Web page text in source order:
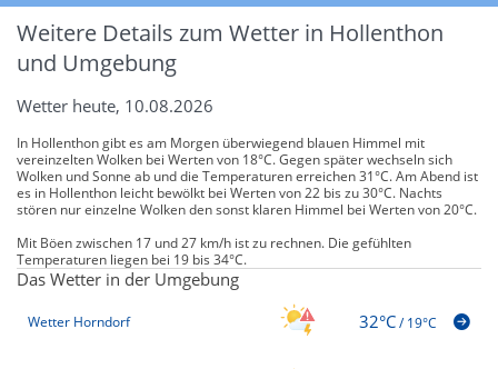
Weitere Details zum Wetter in Hollenthon
und Umgebung
Wetter heute, 10.08.2026
In Hollenthon gibt es am Morgen überwiegend blauen Himmel mit
vereinzelten Wolken bei Werten von 18°C. Gegen später wechseln sich
Wolken und Sonne ab und die Temperaturen erreichen 31°C. Am Abend ist
es in Hollenthon leicht bewölkt bei Werten von 22 bis zu 30°C. Nachts
stören nur einzelne Wolken den sonst klaren Himmel bei Werten von 20°C.
Mit Böen zwischen 17 und 27 km/h ist zu rechnen. Die gefühlten
Temperaturen liegen bei 19 bis 34°C.
Das Wetter in der Umgebung
Wetter Horndorf 32°C/19°C